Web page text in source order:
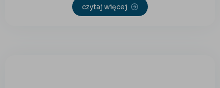
czytaj więcej